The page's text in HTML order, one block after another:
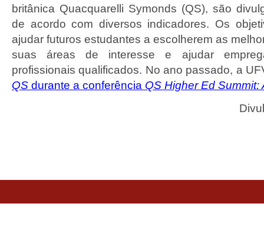
britânica Quacquarelli Symonds (QS), são
de acordo com diversos indicadores. Os
ajudar futuros estudantes a escolherem as
suas áreas de interesse e ajudar
profissionais qualificados. No ano passado, a
QS durante a conferência QS Higher Ed Summit: